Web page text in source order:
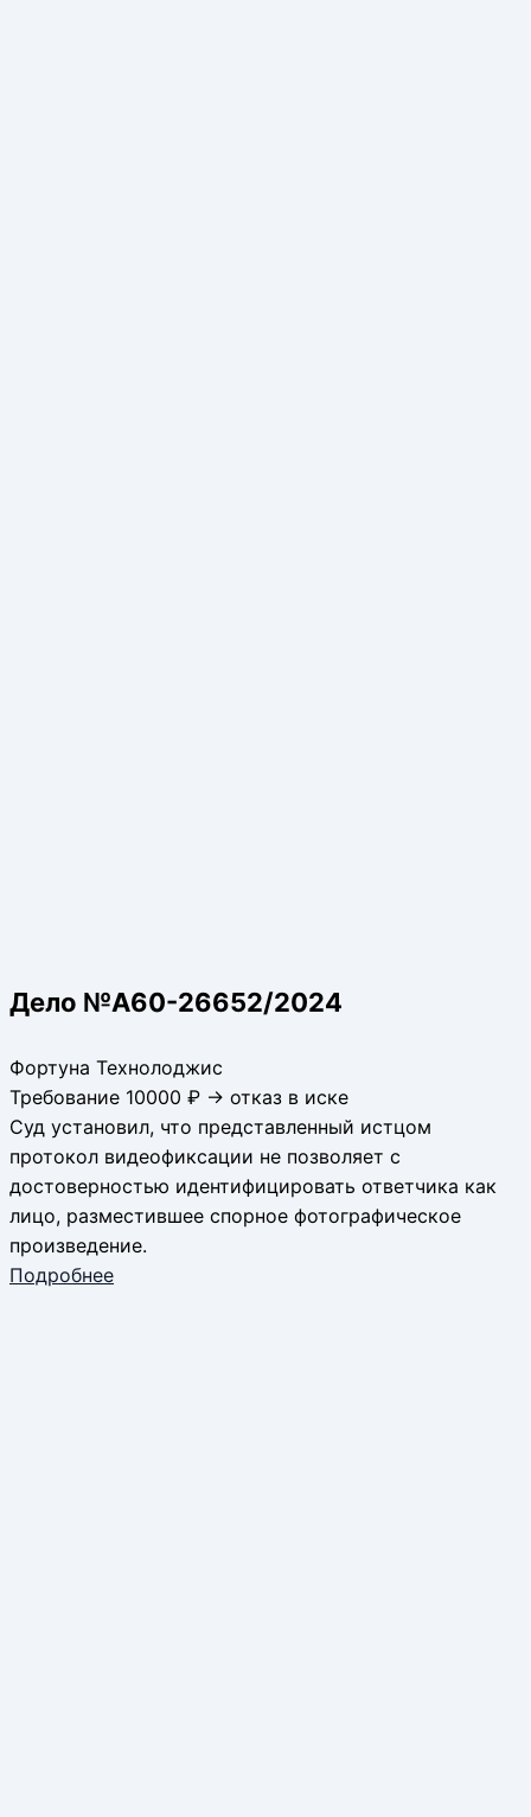
Дело №А60-26652/2024
Фортуна Технолоджис
Требование 10000 ₽ → отказ в иске
Суд установил, что представленный истцом
протокол видеофиксации не позволяет с
достоверностью идентифицировать ответчика как
лицо, разместившее спорное фотографическое
произведение.
Подробнее